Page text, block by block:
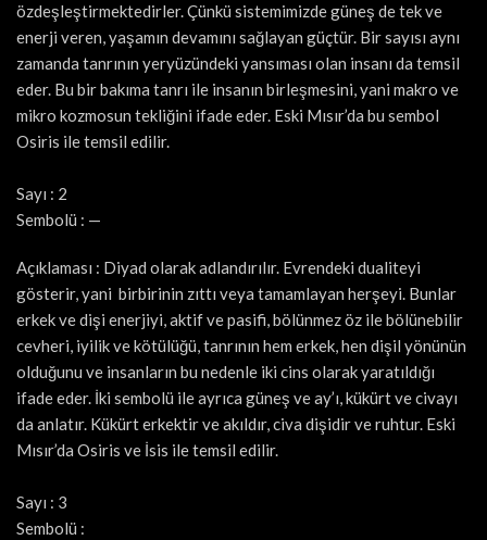
özdeşleştirmektedirler. Çünkü sistemimizde güneş de tek ve
enerji veren, yaşamın devamını sağlayan güçtür. Bir sayısı aynı
zamanda tanrının yeryüzündeki yansıması olan insanı da temsil
eder. Bu bir bakıma tanrı ile insanın birleşmesini, yani makro ve
mikro kozmosun tekliğini ifade eder. Eski Mısır’da bu sembol
Osiris ile temsil edilir.
Sayı : 2
Sembolü : —
Açıklaması : Diyad olarak adlandırılır. Evrendeki dualiteyi
gösterir, yani birbirinin zıttı veya tamamlayan herşeyi. Bunlar
erkek ve dişi enerjiyi, aktif ve pasifi, bölünmez öz ile bölünebilir
cevheri, iyilik ve kötülüğü, tanrının hem erkek, hen dişil yönünün
olduğunu ve insanların bu nedenle iki cins olarak yaratıldığı
ifade eder. İki sembolü ile ayrıca güneş ve ay’ı, kükürt ve civayı
da anlatır. Kükürt erkektir ve akıldır, civa dişidir ve ruhtur. Eski
Mısır’da Osiris ve İsis ile temsil edilir.
Sayı : 3
Sembolü :